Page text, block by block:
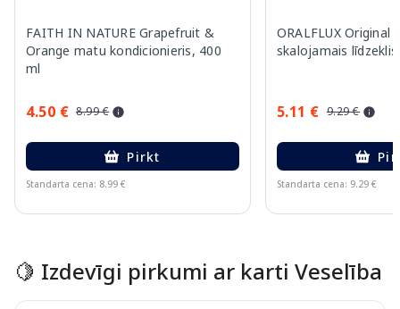
FAITH IN NATURE Grapefruit &
Orange matu kondicionieris, 400
ml
4.50 € 8.99 €
Pirkt
Standarta cena: 8.99 €
ORALFLUX Original
skalojamais
5.11 € 9.29 €
Standarta cena: 9.29 €
🍋 Izdevīgi pirkumi ar karti Veselība